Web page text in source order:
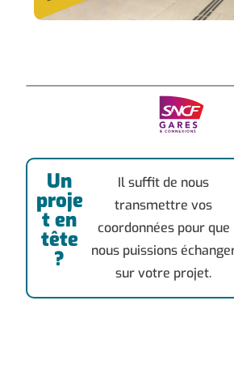
Un
proje
t en
tête
?
Il suffit de nous
transmettre vos
coordonnées pour que
nous puissions
sur votre projet.